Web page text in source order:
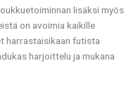
lisäksi myös
on avoimia kaikille
harrastaisikaan futista
harjoittelu ja mukana